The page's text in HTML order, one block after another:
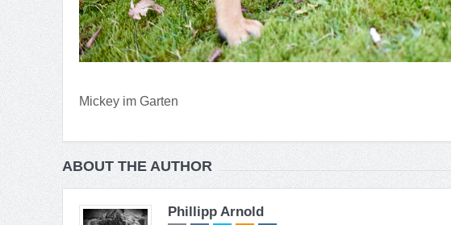
Mickey im Garten
ABOUT THE AUTHOR
Phillipp Arnold